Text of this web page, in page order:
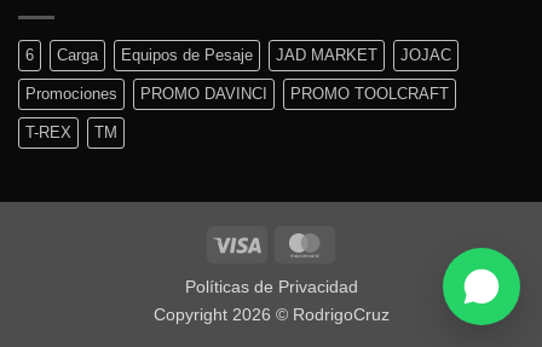
6 Carga Equipos de Pesaje JAD MARKET JOJAC
Promociones PROMO DAVINCI PROMO TOOLCRAFT
T-REX TM
Políticas de Privacidad
Copyright 2026 © RodrigoCruz